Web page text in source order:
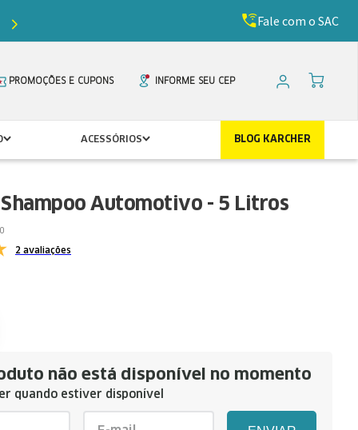
de desconto com o cupomFale com o SAC
PROMOÇÕES E CUPONS INFORME SEU CEP
ACESSÓRIOS BLOG KARCHER
Automotivo - 5 Litros
2 avaliações
não está disponível no momento
quando estiver disponível